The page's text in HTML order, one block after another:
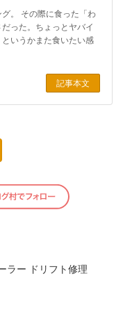
。 その際に食った「わ
った。ちょっとヤバイ
いうかまた食いたい感
記事本文
ラー ドリフト修理